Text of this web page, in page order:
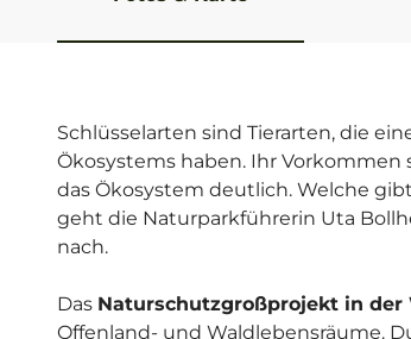
Schlüsselarten sind Tierarten, die
Ökosystems haben. Ihr Vorkommen
das Ökosystem deutlich. Welche
geht die Naturparkführerin Uta
nach.
Das Naturschutzgroßprojekt in der
Offenland- und Waldlebensräume.